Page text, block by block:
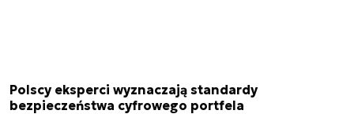
Polscy eksperci wyznaczają standardy
bezpieczeństwa cyfrowego portfela